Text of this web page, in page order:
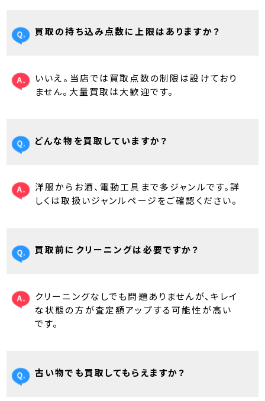
買取の持ち込み点数に上限はありますか？
いいえ。当店では買取点数の制限は設けており
ません。大量買取は大歓迎です。
どんな物を買取していますか？
洋服からお酒、電動工具まで多ジャンルです。詳
しくは取扱いジャンルページをご確認ください。
買取前にクリーニングは必要ですか？
クリーニングなしでも問題ありませんが、キレイ
な状態の方が査定額アップする可能性が高い
です。
古い物でも買取してもらえますか？